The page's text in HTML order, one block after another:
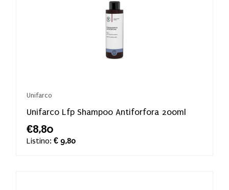
Unifarco
Unifarco Lfp Shampoo Antiforfora 200ml
€8,80
Listino: € 9,80